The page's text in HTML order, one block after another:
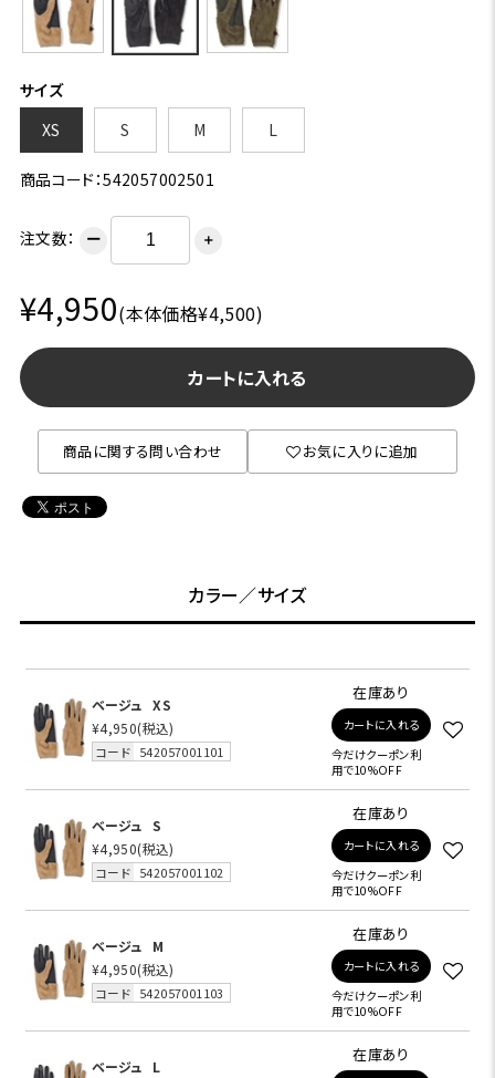
サイズ
XS
S M L
商品コード：542057002501
注文数： ー ＋
¥4,950(本体価格¥4,500)
カートに入れる
商品に関する問い合わせ お気に入りに追加
カラー／サイズ
ベージュ
XS
¥4,950(税込)
コード 542057001101
在庫あり
カートに入れる
今だけクーポン利
用で10%OFF
ベージュ
S
¥4,950(税込)
コード 542057001102
在庫あり
カートに入れる
今だけクーポン利
用で10%OFF
ベージュ
M
¥4,950(税込)
コード 542057001103
在庫あり
カートに入れる
今だけクーポン利
用で10%OFF
ベージュ
L
在庫あり